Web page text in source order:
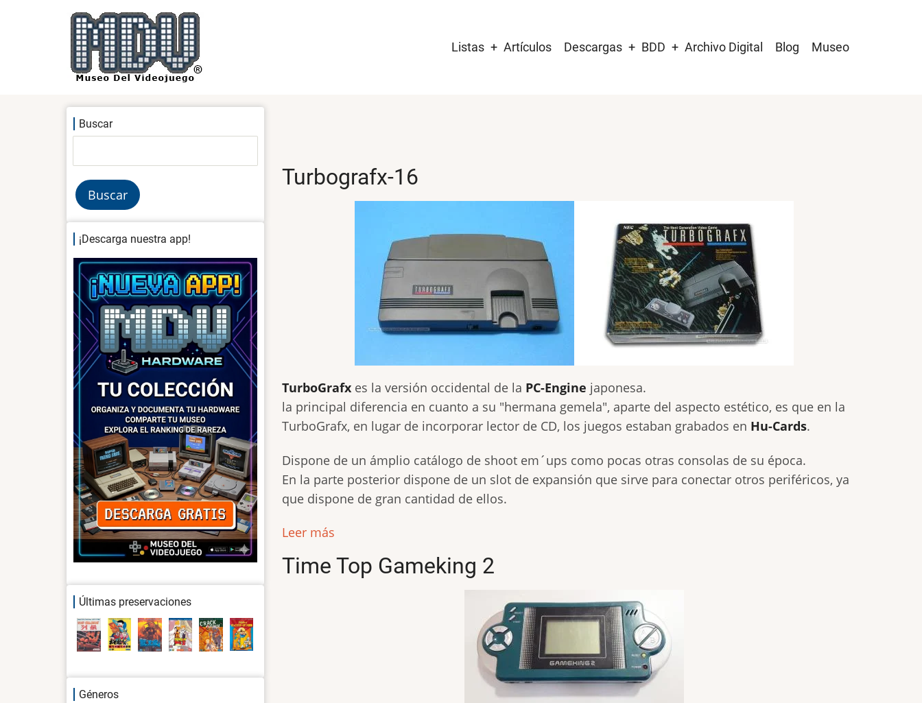
navigation
Listas Artículos Descargas BDD Archivo Digital Blog Museo
Turbografx-16
TurboGrafx es la versión occidental de la PC-Engine japonesa.
la principal diferencia en cuanto a su "hermana gemela", aparte del aspecto estético, es que en la
TurboGrafx, en lugar de incorporar lector de CD, los juegos estaban grabados en Hu-Cards.
Dispone de un ámplio catálogo de shoot em´ups como pocas otras consolas de su época.
En la parte posterior dispone de un slot de expansión que sirve para conectar otros periféricos, ya
que dispone de gran cantidad de ellos.
Leer más
Time Top Gameking 2
Buscar
¡Descarga nuestra app!
Últimas preservaciones
Géneros